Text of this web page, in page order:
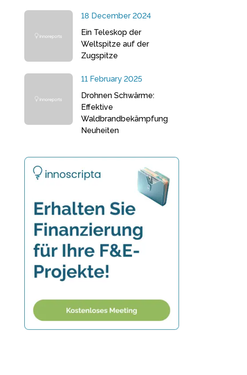
18 December 2024
Ein Teleskop der
Weltspitze auf der
Zugspitze
11 February 2025
Drohnen Schwärme:
Effektive
Waldbrandbekämpfung
Neuheiten